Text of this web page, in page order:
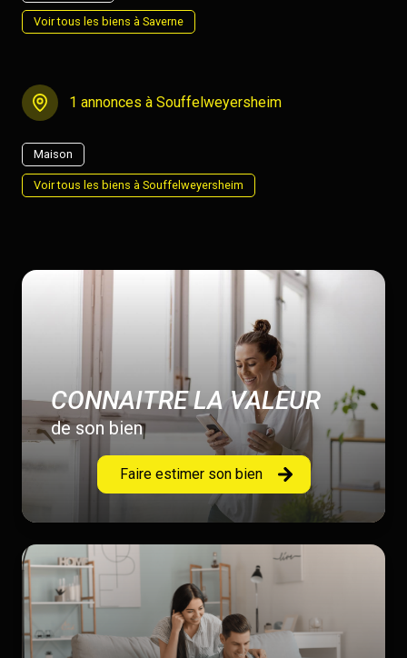
Voir tous les biens à Saverne
1 annonces à Souffelweyersheim
Maison
Voir tous les biens à Souffelweyersheim
CONNAITRE LA VALEUR
de son bien
Faire estimer son bien